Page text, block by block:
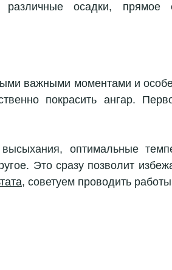
осадки, прямое
важными моментами и
покрасить ангар.
оптимальные
Это сразу позволит